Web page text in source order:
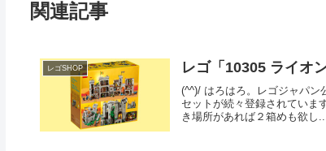
関連記事
レゴSHOP レゴ「10305 ライオ
(^^)/ はろはろ。レゴジャパン
セットが続々登録されていま
き場所があれば２箱めも欲し